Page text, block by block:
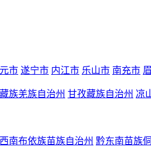
市 遂宁市 内江市 乐山市 南充市
族羌族自治州 甘孜藏族自治州 凉
南布依族苗族自治州 黔东南苗族